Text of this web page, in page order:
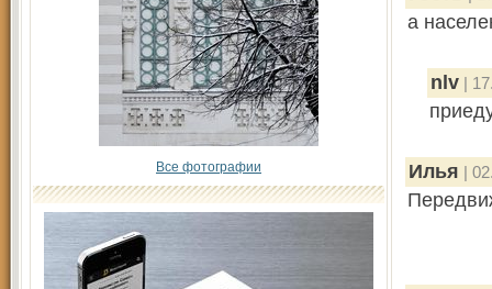
Все фотографии
а
nlv |
Илья |